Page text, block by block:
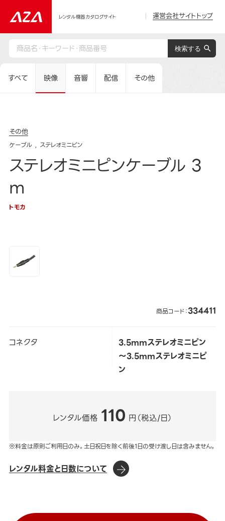
レンタル機器カタログサイト 運営会社サイトトップ
すべて 映像 音響 配信 その他
その他
ケーブル ステレオミニピン
ステレオミニピンケーブル 3
m
トモカ
商品コード：334411
コネクタ
3.5mmステレオミニピン
～3.5mmステレオミニピ
ン
レンタル価格 110 円（税込/日）
※料金は原則ご利用日のみ。土日祝日を除く前後1日の受け渡し日は含みません。
レンタル料金と日数について